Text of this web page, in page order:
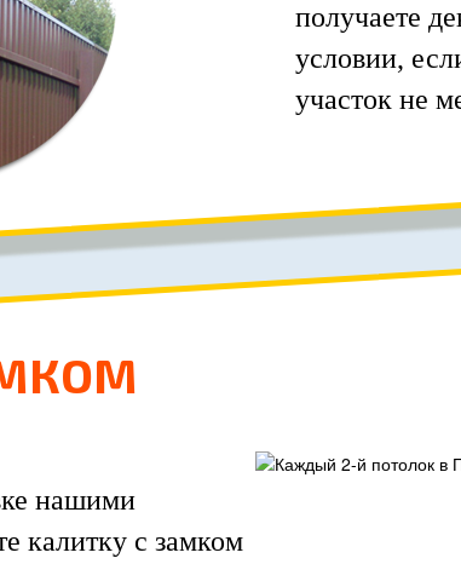
получаете
условии,
участок не
нашими
калитку с замком